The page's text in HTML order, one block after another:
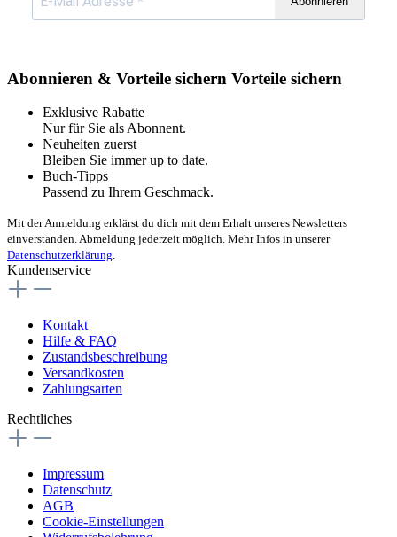
Abonnieren & Vorteile sichern Vorteile sichern
Exklusive Rabatte
Nur für Sie als Abonnent.
Neuheiten zuerst
Bleiben Sie immer up to date.
Buch-Tipps
Passend zu Ihrem Geschmack.
Mit der Anmeldung erklärst du dich mit dem Erhalt unseres Newsletters
einverstanden. Abmeldung jederzeit möglich. Mehr Infos in unserer
Datenschutzerklärung.
Kundenservice
Kontakt
Hilfe & FAQ
Zustandsbeschreibung
Versandkosten
Zahlungsarten
Rechtliches
Impressum
Datenschutz
AGB
Cookie-Einstellungen